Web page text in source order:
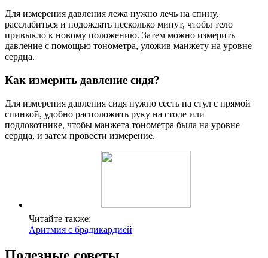
Для измерения давления лежа нужно лечь на спину,
расслабиться и подождать несколько минут, чтобы тело
привыкло к новому положению. Затем можно измерить
давление с помощью тонометра, уложив манжету на уровне
сердца.
Как измерить давление сидя?
Для измерения давления сидя нужно сесть на стул с прямой
спинкой, удобно расположить руку на столе или
подлокотнике, чтобы манжета тонометра была на уровне
сердца, и затем провести измерение.
Читайте также:
Аритмия с брадикардией
Полезные советы